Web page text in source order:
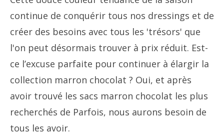
continue de conquérir tous nos dressings et de
créer des besoins avec tous les 'trésors' que
l'on peut désormais trouver à prix réduit. Est-
ce l’excuse parfaite pour continuer à élargir la
collection marron chocolat ? Oui, et après
avoir trouvé les sacs marron chocolat les plus
recherchés de Parfois, nous aurons besoin de
tous les avoir.